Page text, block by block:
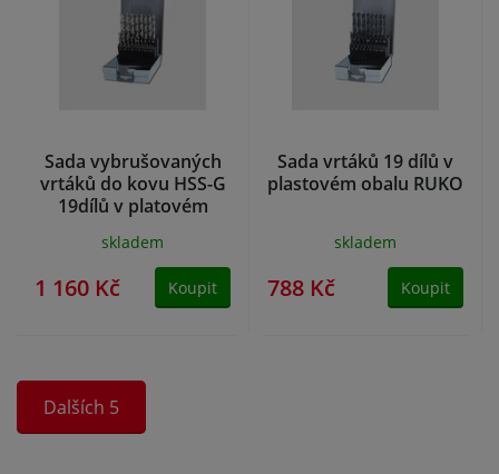
Sada vybrušovaných
vrtáků do kovu HSS-G
19dílů v platovém
skladem
1 160 Kč Koupit
Sada vrtáků 19 dílů v
plastovém obalu RUKO
skladem
788 Kč Koupit
Dalších 5